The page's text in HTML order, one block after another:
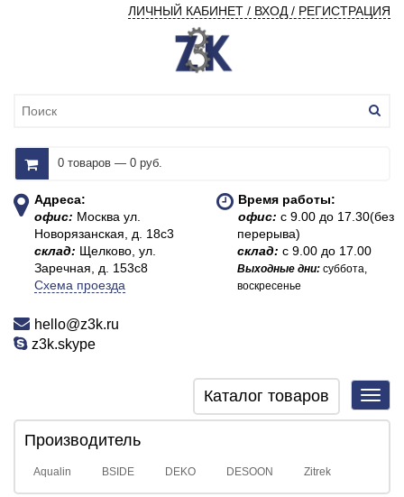
ЛИЧНЫЙ КАБИНЕТ / ВХОД / РЕГИСТРАЦИЯ
0 товаров — 0 руб.
Адреса:
офис: Москва ул.
Новорязанская, д. 18с3
склад: Щелково, ул.
Заречная, д. 153с8
Схема проезда
Время работы:
офис:с 9.00 до 17.30(без
перерыва)
склад:с 9.00 до 17.00
Выходные дни:суббота,
воскресенье
hello@z3k.ru
z3k.skype
Каталог товаров
Производитель
Aqualin BSIDE DEKO DESOON Zitrek